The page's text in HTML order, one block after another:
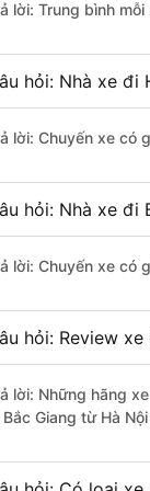
lời: Trung bình
hỏi: Nhà xe đi
lời: Chuyến xe có
hỏi: Nhà xe đi
lời: Chuyến xe có
hỏi: Review
lời: Những hãng
Bắc Giang từ Hà